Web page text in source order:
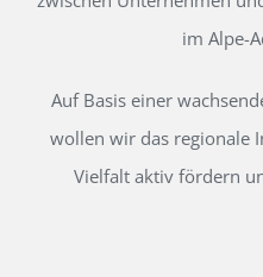
im Alpe-
Auf Basis einer
wollen wir das regionale
Vielfalt aktiv fördern